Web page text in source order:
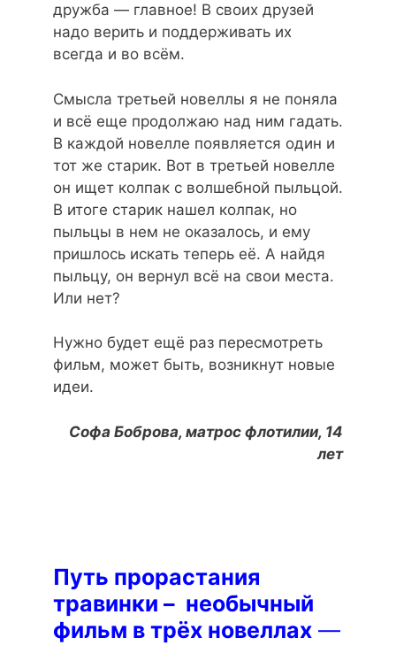
дружба — главное! В своих друзей
надо верить и поддерживать их
всегда и во всём.
Смысла третьей новеллы я не поняла
и всё еще продолжаю над ним гадать.
В каждой новелле появляется один и
тот же старик. Вот в третьей новелле
он ищет колпак с волшебной пыльцой.
В итоге старик нашел колпак, но
пыльцы в нем не оказалось, и ему
пришлось искать теперь её. А найдя
пыльцу, он вернул всё на свои места.
Или нет?
Нужно будет ещё раз пересмотреть
фильм, может быть, возникнут новые
идеи.
Софа Боброва, матрос флотилии, 14
лет
Путь прорастания
травинки – необычный
фильм в трёх новеллах —